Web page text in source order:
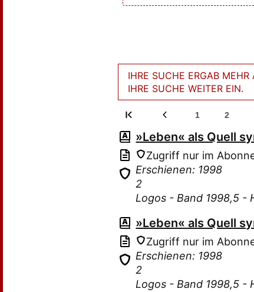
IHRE SUCHE ERGAB
IHRE SUCHE WEITER EIN.
1 2
»Leben« als Quell
Zugriff nur im
Erschienen: 1998
2
Logos - Band 1998,5 -
»Leben« als Quell
Zugriff nur im
Erschienen: 1998
2
Logos - Band 1998,5 -